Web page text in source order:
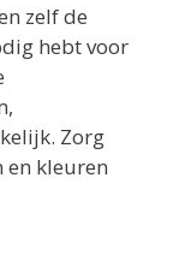
zelf de
hebt voor
Zorg
kleuren